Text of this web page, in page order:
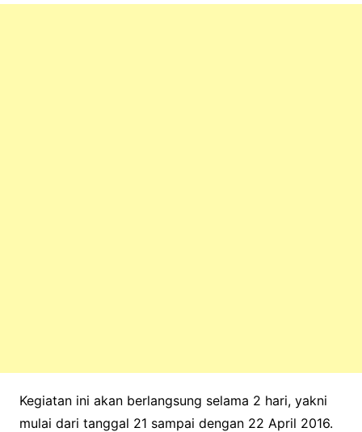
Kegiatan ini akan berlangsung selama 2 hari, yakni
mulai dari tanggal 21 sampai dengan 22 April 2016.